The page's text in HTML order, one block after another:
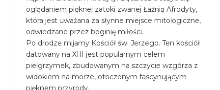
oglądaniem pięknej zatoki zwanej Łaźnią Afrodyty,
która jest uważana za słynne miejsce mitologiczne,
odwiedzane przez boginię miłości.
Po drodze mijamy Kościół św. Jerzego. Ten kościół
datowany na XIII jest popularnym celem
pielgrzymek, zbudowanym na szczycie wzgórza z
widokiem na morze, otoczonym fascynującym
pięknem przyrody.